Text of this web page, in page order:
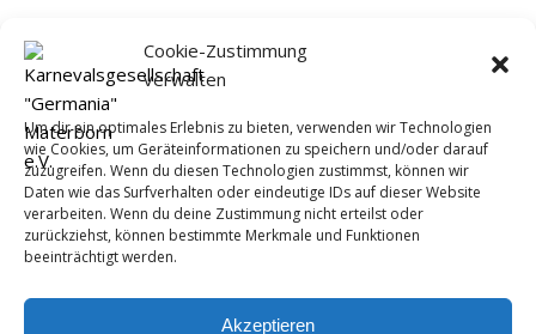
Cookie-Zustimmung
verwalten
Um dir ein optimales Erlebnis zu bieten, verwenden wir Technologien
wie Cookies, um Geräteinformationen zu speichern und/oder darauf
zuzugreifen. Wenn du diesen Technologien zustimmst, können wir
Daten wie das Surfverhalten oder eindeutige IDs auf dieser Website
verarbeiten. Wenn du deine Zustimmung nicht erteilst oder
zurückziehst, können bestimmte Merkmale und Funktionen
beeinträchtigt werden.
Akzeptieren
WEITERLESEN
ÄLTERE BEITRÄGE